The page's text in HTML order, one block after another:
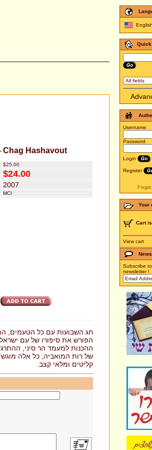
Chag Hashavout
$25.00
$24.00
2007
MCI
חג השבועות עם כל הטעמים,
הפורש את סיפורו של עם
ההכנות למעמד הר סיני,
קליטים ומלאי קצב.
English
Username
Password
Login
Register
Your
Cart
View cart
News
Subscribe
newsletter !